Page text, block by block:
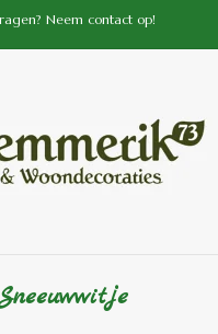
Neem contact op!